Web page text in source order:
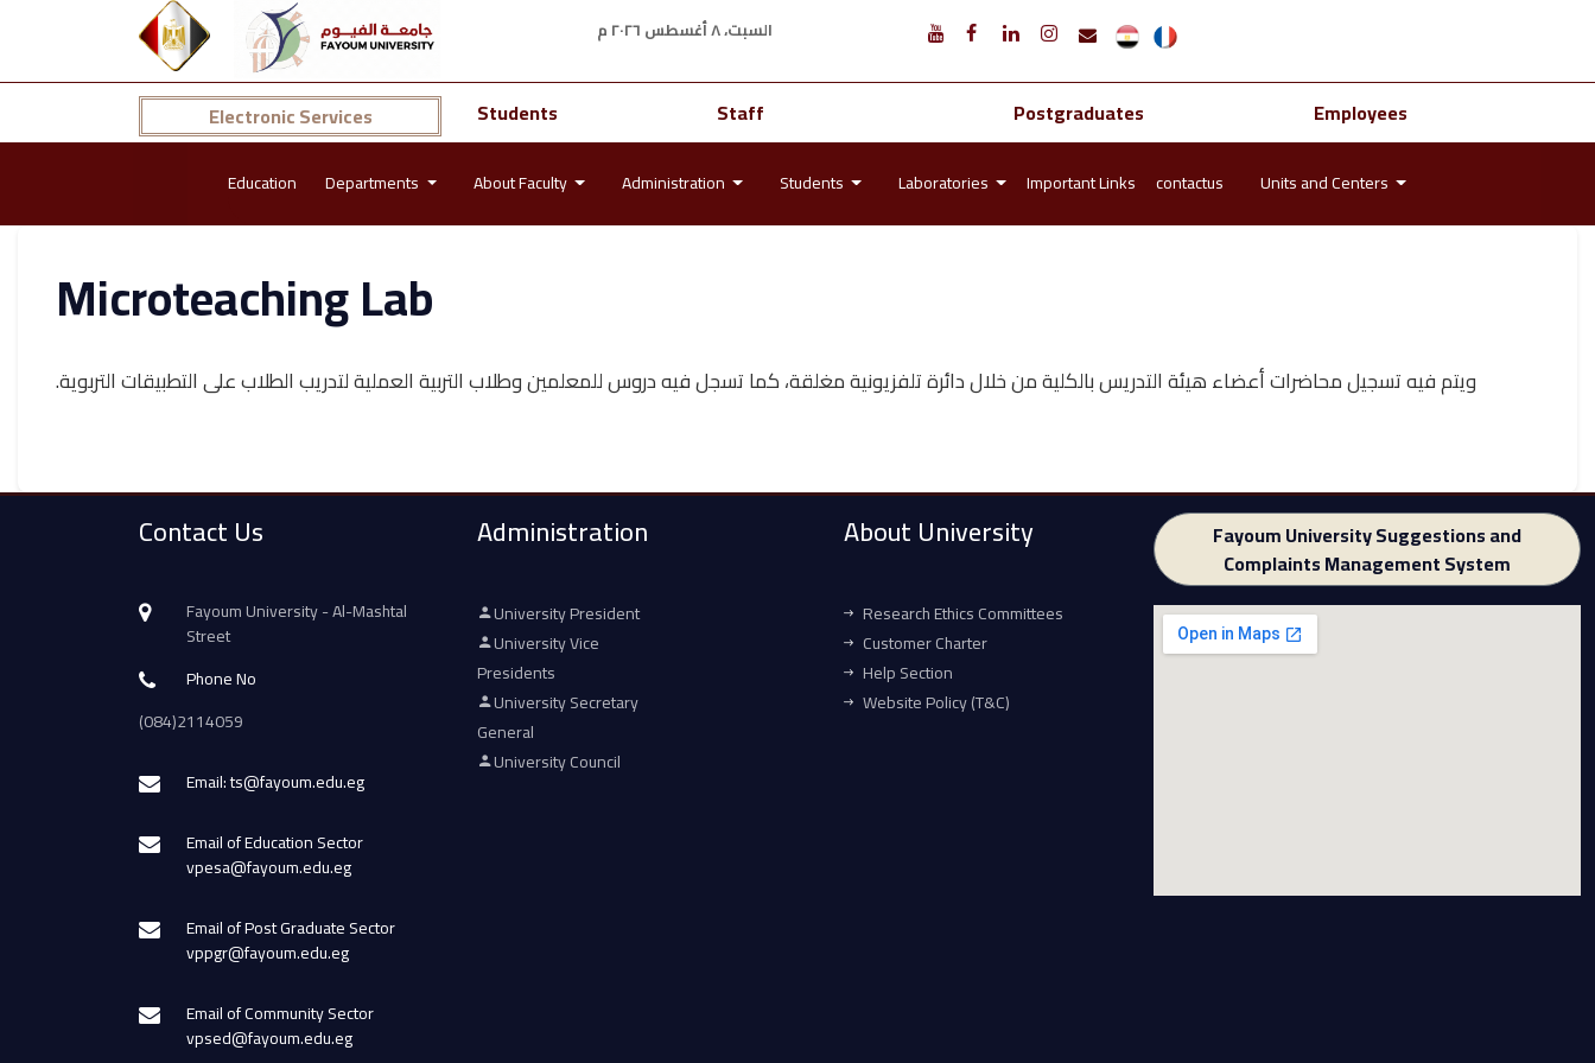
السبت، ٨ أغسطس ٢٠٢٦ م
Electronic Services Students Staff Postgraduates Employees
Education Departments About Faculty Administration Students Laboratories Important Links contactus Units and Centers
Microteaching Lab
ويتم فيه تسجيل محاضرات أعضاء هيئة التدريس بالكلية من خلال دائرة تلفزيونية مغلقة، كما تسجل فيه دروس للمعلمين وطلاب التربية العملية لتدريب الطلاب على التطبيقات التربوية.
Contact Us
Fayoum University - Al-Mashtal
Street
Phone No
(084)2114059
Email: ts@fayoum.edu.eg
Email of Education Sector
vpesa@fayoum.edu.eg
Email of Post Graduate Sector
vppgr@fayoum.edu.eg
Email of Community Sector
vpsed@fayoum.edu.eg
Administration
University President
University Vice
Presidents
University Secretary
General
University Council
About University
Research Ethics Committees
Customer Charter
Help Section
Website Policy (T&C)
Fayoum University Suggestions and
Complaints Management System